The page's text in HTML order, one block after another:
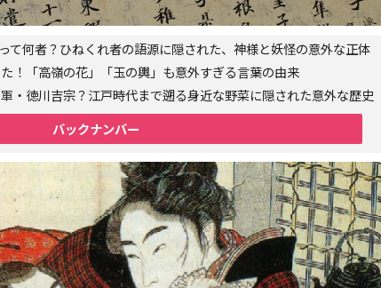
て何者？ひねくれ者の語源に隠された、神様と妖怪の意外な正体
！「高嶺の花」「玉の輿」も意外すぎる言葉の由来
・徳川吉宗？江戸時代まで遡る身近な野菜に隠された意外な歴史
バックナンバー